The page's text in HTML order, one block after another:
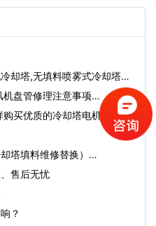
却塔,无填料喷雾式冷却塔缺
机盘管修理注意事项…
买优质的冷却塔电机…
塔填料维修替换）…
售后无忧
？